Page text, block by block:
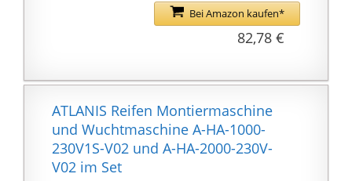
Zentrieren des Rades
auf der Auswuchtwelle
Präzisionskugellager
reibungsarme
Pendelbewegung und
somit ein präzises
Auswuchten des Rades
Bei Amazon kaufen*
82,78 €
ATLANIS Reifen Montiermaschine
und Wuchtmaschine A-HA-1000-
230V1S-V02 und A-HA-2000-230V-
V02 im Set